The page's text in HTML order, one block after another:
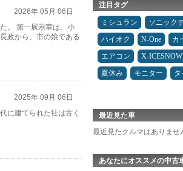
2026年 05月 06日
。 第一展示室は、小
政から、市の娘である
2025年 09月 06日
に建てられた社は古く
注目タグ
ミシュラン ソニック
ハイオク
N-One カ
エアコン
X-ICESNOW
夏休み
モニター タ
最近見た車
最近見たクルマはありませ
あなたにオススメの中古